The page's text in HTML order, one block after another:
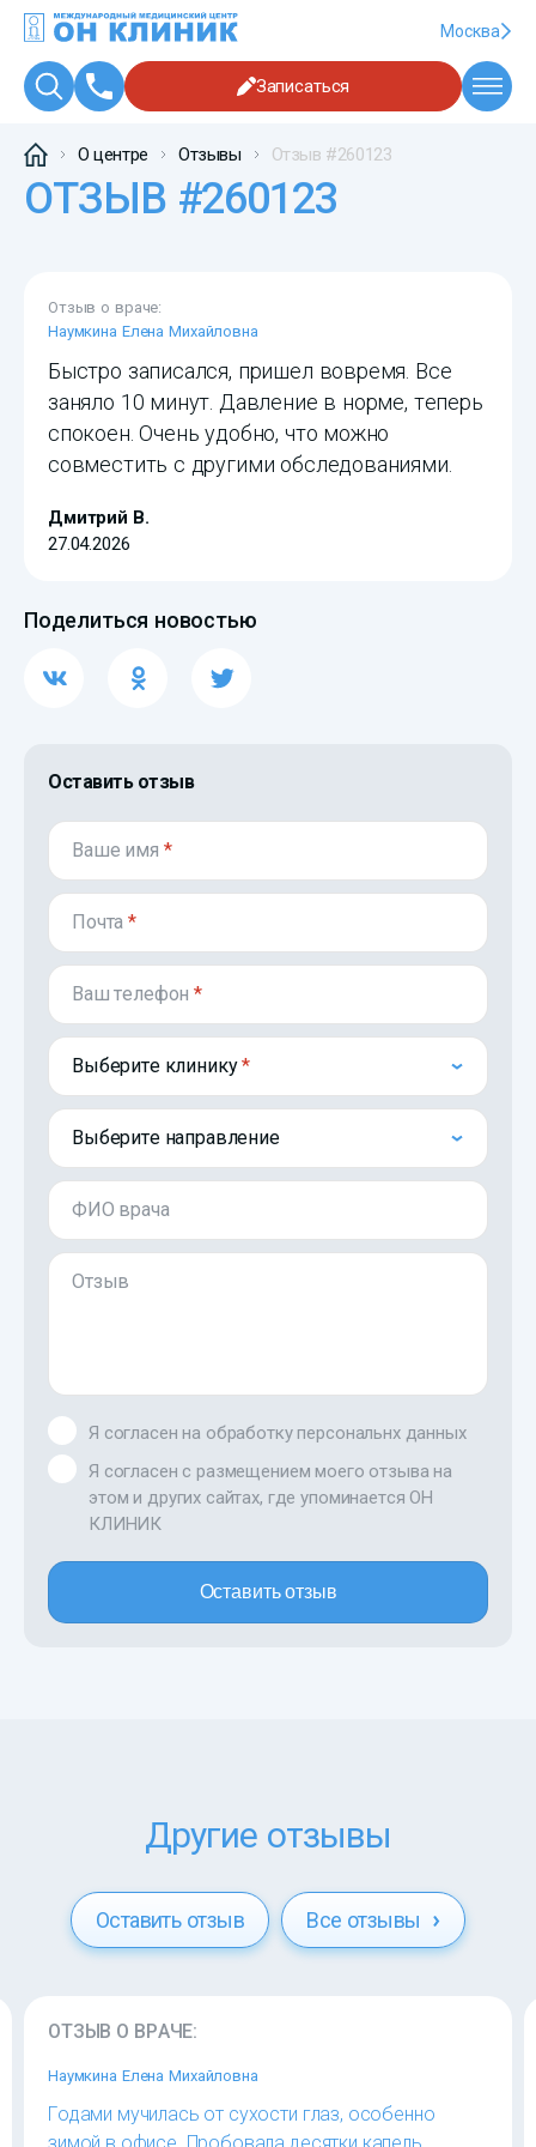
Москва
Записаться
О центре Отзывы Отзыв #260123
ОТЗЫВ #260123
Отзыв о враче:
Наумкина Елена Михайловна
Быстро записался, пришел вовремя. Все
заняло 10 минут. Давление в норме, теперь
спокоен. Очень удобно, что можно
совместить с другими обследованиями.
Дмитрий В.
27.04.2026
Поделиться новостью
Оставить отзыв
Ваше имя *
Почта*
Ваш телефон*
Выберите клинику
Выберите направление
ФИО врача
Отзыв
Я согласен на обработку персональнх данных
Я согласен с размещением моего отзыва на
этом и других сайтах, где упоминается ОН
КЛИНИК
Оставить отзыв
Другие отзывы
Оставить отзыв Все отзывы
ОТЗЫВ О ВРАЧЕ:
Наумкина Елена Михайловна
Годами мучилась от сухости глаз, особенно